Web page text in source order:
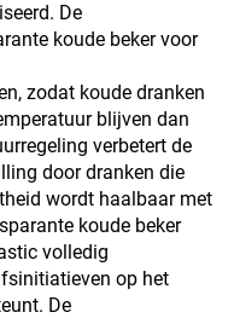
De
koude beker voor
zodat koude dranken
blijven dan
verbetert de
door dranken die
wordt haalbaar met
koude beker
volledig
op het
De